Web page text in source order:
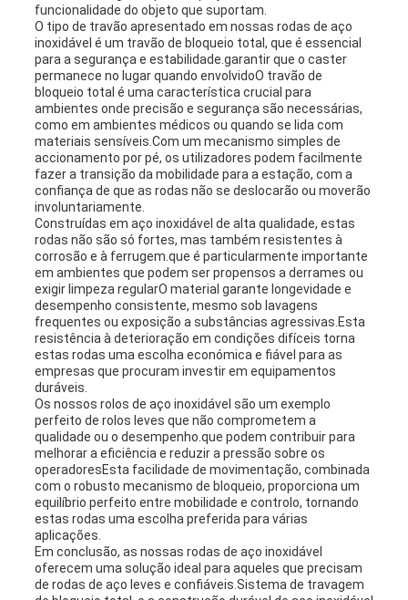
funcionalidade do objeto que suportam.
O tipo de travão apresentado em nossas rodas de aço
inoxidável é um travão de bloqueio total, que é essencial
para a segurança e estabilidade.garantir que o caster
permanece no lugar quando envolvidoO travão de
bloqueio total é uma característica crucial para
ambientes onde precisão e segurança são necessárias,
como em ambientes médicos ou quando se lida com
materiais sensíveis.Com um mecanismo simples de
accionamento por pé, os utilizadores podem facilmente
fazer a transição da mobilidade para a estação, com a
confiança de que as rodas não se deslocarão ou moverão
involuntariamente.
Construídas em aço inoxidável de alta qualidade, estas
rodas não são só fortes, mas também resistentes à
corrosão e à ferrugem.que é particularmente importante
em ambientes que podem ser propensos a derrames ou
exigir limpeza regularO material garante longevidade e
desempenho consistente, mesmo sob lavagens
frequentes ou exposição a substâncias agressivas.Esta
resistência à deterioração em condições difíceis torna
estas rodas uma escolha económica e fiável para as
empresas que procuram investir em equipamentos
duráveis.
Os nossos rolos de aço inoxidável são um exemplo
perfeito de rolos leves que não comprometem a
qualidade ou o desempenho.que podem contribuir para
melhorar a eficiência e reduzir a pressão sobre os
operadoresEsta facilidade de movimentação, combinada
com o robusto mecanismo de bloqueio, proporciona um
equilíbrio perfeito entre mobilidade e controlo, tornando
estas rodas uma escolha preferida para várias
aplicações.
Em conclusão, as nossas rodas de aço inoxidável
oferecem uma solução ideal para aqueles que precisam
de rodas de aço leves e confiáveis.Sistema de travagem